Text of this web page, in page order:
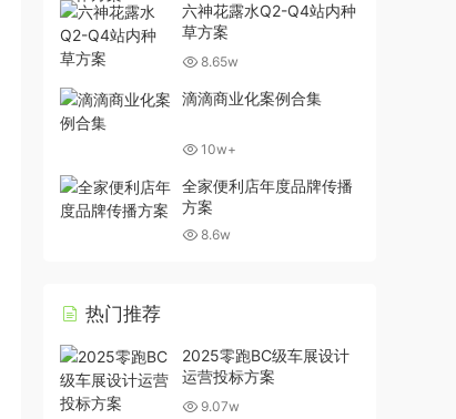
六神花露水Q2-Q4站内种
草方案
8.65w
滴滴商业化案例合集
10w+
全家便利店年度品牌传播
方案
8.6w
热门推荐
2025零跑BC级车展设计
运营投标方案
9.07w